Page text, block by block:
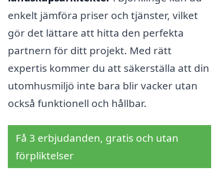
enkelt jämföra priser och tjänster, vilket
gör det lättare att hitta den perfekta
partnern för ditt projekt. Med rätt
expertis kommer du att säkerställa att din
utomhusmiljö inte bara blir vacker utan
också funktionell och hållbar.
Få 3 erbjudanden, gratis och utan
förpliktelser